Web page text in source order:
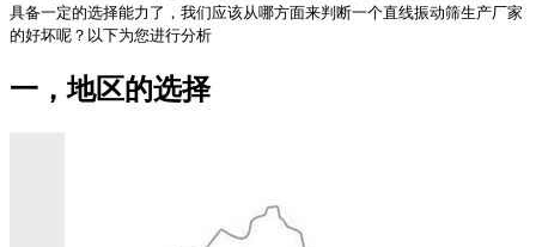
具备一定的选择能力了，我们应该从哪方面来判断一个直线振动筛生产厂家
的好坏呢？以下为您进行分析
一，地区的选择